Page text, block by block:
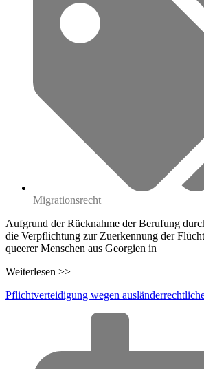
Migrationsrecht
Aufgrund der Rücknahme der Berufung
die Verpflichtung zur Zuerkennung der
queerer Menschen aus Georgien in
Weiterlesen >>
Pflichtverteidigung wegen